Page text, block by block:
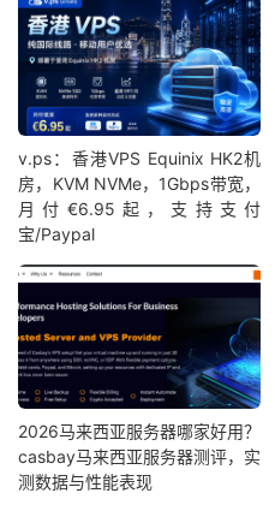
v.ps：香港VPS Equinix HK2机
房，KVM NVMe，1Gbps带宽，
月付€6.95起，支持支付
宝/Paypal
2026马来西亚服务器哪家好用？
casbay马来西亚服务器测评，实
测数据与性能表现